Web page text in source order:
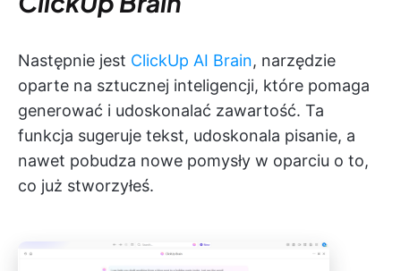
Następnie jest ClickUp AI Brain, narzędzie
oparte na sztucznej inteligencji, które pomaga
generować i udoskonalać zawartość. Ta
funkcja sugeruje tekst, udoskonala pisanie, a
nawet pobudza nowe pomysły w oparciu o to,
co już stworzyłeś.